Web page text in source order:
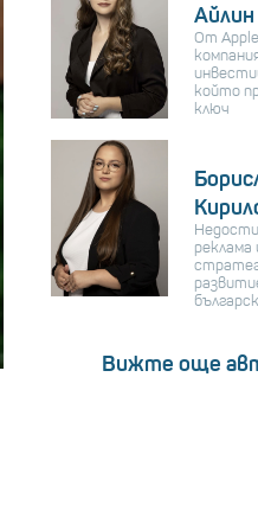
От
който
ключ
реклама
Вижте още